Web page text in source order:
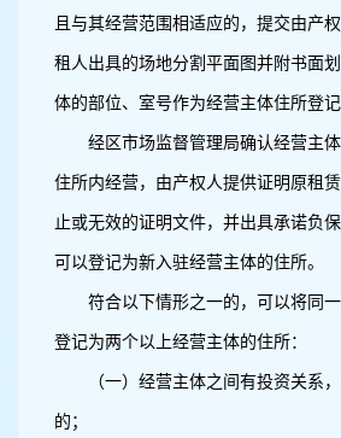
且与其经营范围相适应的，提交由产
租人出具的场地分割平面图并附书面
体的部位、室号作为经营主体住所登记
经区市场监督管理局确认经营主
住所内经营，由产权人提供证明原租
止或无效的证明文件，并出具承诺负
可以登记为新入驻经营主体的住所。
符合以下情形之一的，可以将同
登记为两个以上经营主体的住所：
（一）经营主体之间有投资关系
的；